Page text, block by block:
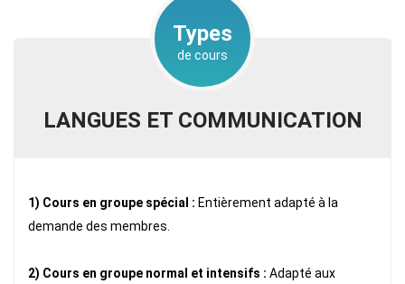
Types
de cours
LANGUES ET COMMUNICATION
1) Cours en groupe spécial : Entièrement adapté à la
demande des membres.
2) Cours en groupe normal et intensifs : Adapté aux